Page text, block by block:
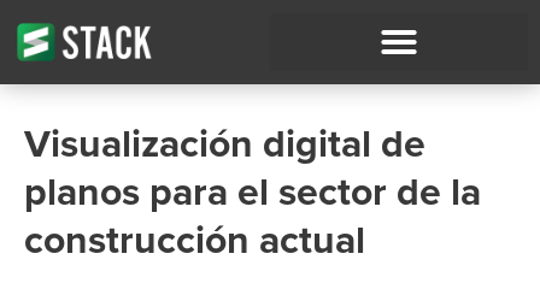
Visualización digital de
planos para el sector de la
construcción actual